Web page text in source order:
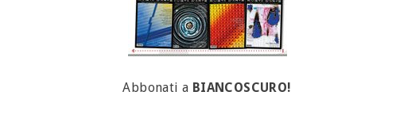
Abbonati a BIANCOSCURO!